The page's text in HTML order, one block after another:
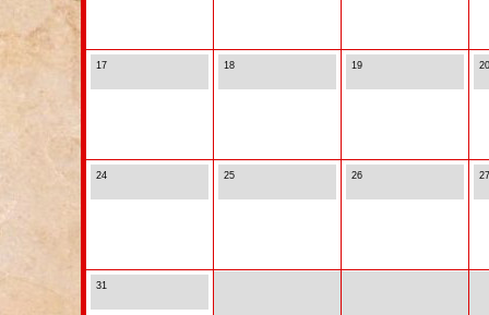
17 18 19 20
24 25 26 27
31